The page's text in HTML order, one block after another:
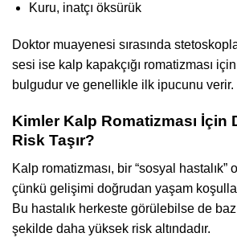
Kuru, inatçı öksürük
Doktor muayenesi sırasında
sesi ise kalp kapakçığı romatizması
bulgudur ve genellikle ilk ipucunu verir.
Kimler Kalp Romatizması İçin
Risk Taşır?
Kalp romatizması, bir “sosyal
çünkü gelişimi doğrudan yaşam
Bu hastalık herkeste görülebilse de
şekilde daha yüksek risk altındadır.